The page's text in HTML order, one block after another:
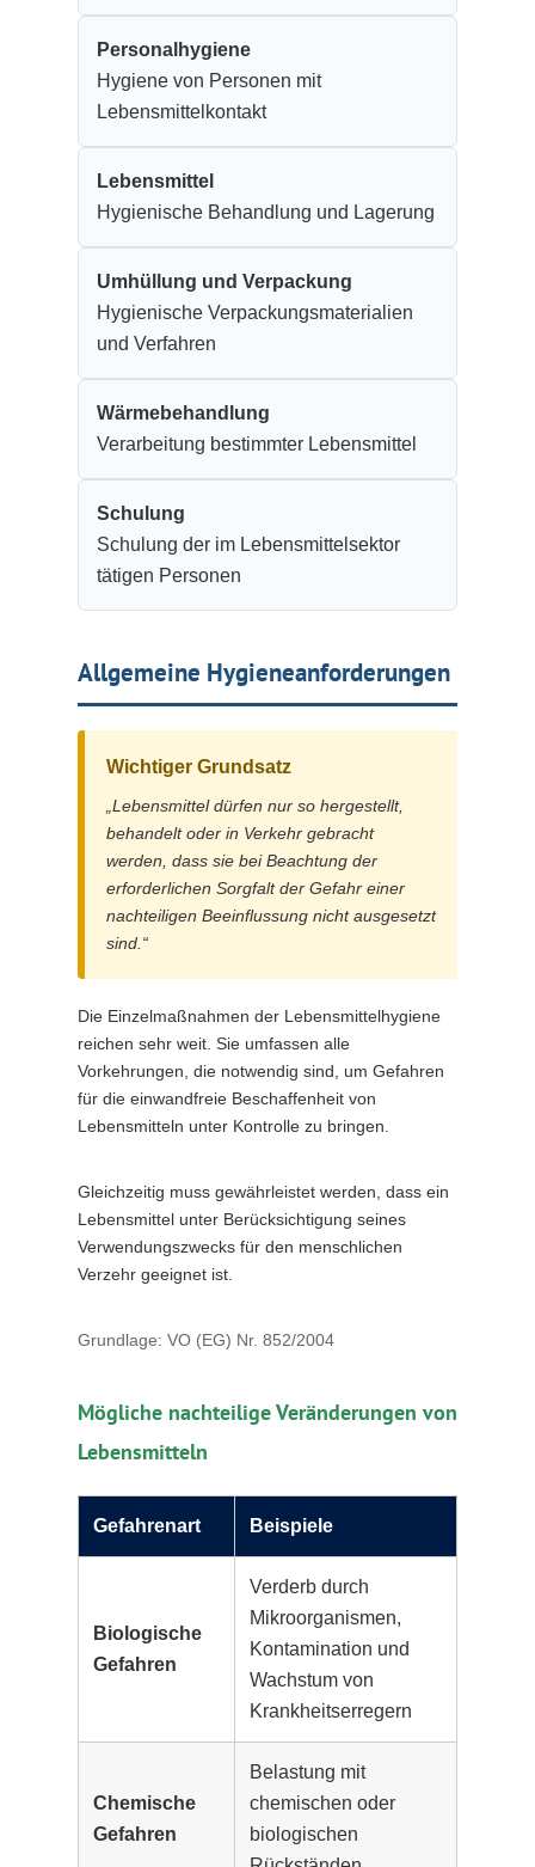
Personalhygiene
Hygiene von Personen mit
Lebensmittelkontakt
Lebensmittel
Hygienische Behandlung und Lagerung
Umhüllung und Verpackung
Hygienische Verpackungsmaterialien
und Verfahren
Wärmebehandlung
Verarbeitung bestimmter Lebensmittel
Schulung
Schulung der im Lebensmittelsektor
tätigen Personen
Allgemeine Hygieneanforderungen
Wichtiger Grundsatz
„Lebensmittel dürfen nur so hergestellt,
behandelt oder in Verkehr gebracht
werden, dass sie bei Beachtung der
erforderlichen Sorgfalt der Gefahr einer
nachteiligen Beeinflussung nicht ausgesetzt
sind.“
Die Einzelmaßnahmen der Lebensmittelhygiene
reichen sehr weit. Sie umfassen alle
Vorkehrungen, die notwendig sind, um Gefahren
für die einwandfreie Beschaffenheit von
Lebensmitteln unter Kontrolle zu bringen.
Gleichzeitig muss gewährleistet werden, dass ein
Lebensmittel unter Berücksichtigung seines
Verwendungszwecks für den menschlichen
Verzehr geeignet ist.
Grundlage: VO (EG) Nr. 852/2004
Mögliche nachteilige Veränderungen von
Lebensmitteln
Gefahrenart Beispiele
Biologische
Gefahren
Verderb durch
Mikroorganismen,
Kontamination und
Wachstum von
Krankheitserregern
Chemische
Gefahren
Belastung mit
chemischen oder
biologischen